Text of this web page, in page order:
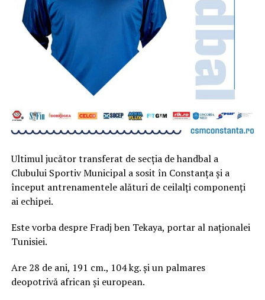
Ultimul jucător transferat de secția de handbal a
Clubului Sportiv Municipal a sosit în Constanța și a
început antrenamentele alături de ceilalți componenți
ai echipei.
Este vorba despre Fradj ben Tekaya, portar al naționalei
Tunisiei.
Are 28 de ani, 191 cm., 104 kg. și un palmares
deopotrivă african și european.